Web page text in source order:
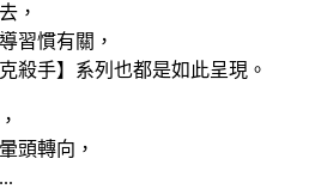
，
習慣有關，
殺手】系列也都是如此呈現。
頭轉向，